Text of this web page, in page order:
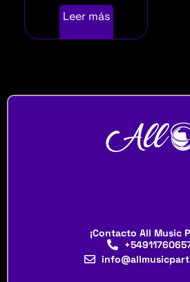
Leer más
¡Contacto All Music